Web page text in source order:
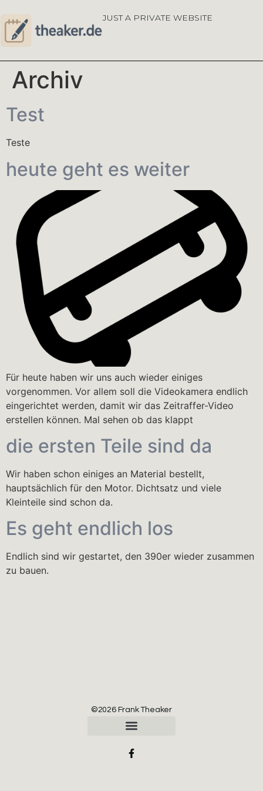
JUST A PRIVATE WEBSITE
Archiv
Test
Teste
heute geht es weiter
Für heute haben wir uns auch wieder einiges
vorgenommen. Vor allem soll die Videokamera endlich
eingerichtet werden, damit wir das Zeitraffer-Video
erstellen können. Mal sehen ob das klappt
die ersten Teile sind da
Wir haben schon einiges an Material bestellt,
hauptsächlich für den Motor. Dichtsatz und viele
Kleinteile sind schon da.
Es geht endlich los
Endlich sind wir gestartet, den 390er wieder zusammen
zu bauen.
©2026 Frank Theaker